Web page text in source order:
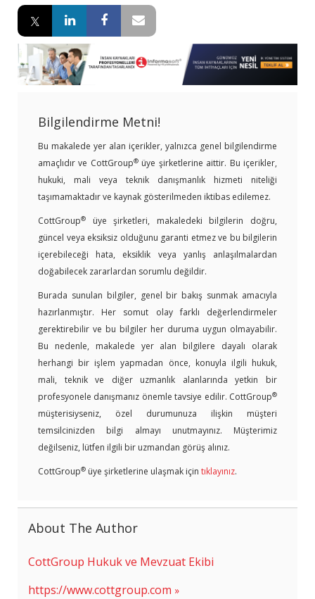
Bilgilendirme Metni!
Bu makalede yer alan içerikler, yalnızca genel bilgilendirme
amaçlıdır ve CottGroup®üye şirketlerine aittir. Bu içerikler,
hukuki, mali veya teknik danışmanlık hizmeti niteliği
taşımamaktadır ve kaynak gösterilmeden iktibas edilemez.
CottGroup®
üye şirketleri, makaledeki bilgilerin doğru,
güncel veya eksiksiz olduğunu garanti etmez ve bu bilgilerin
içerebileceği hata, eksiklik veya yanlış anlaşılmalardan
doğabilecek zararlardan sorumlu değildir.
Burada sunulan bilgiler, genel bir bakış sunmak amacıyla
hazırlanmıştır. Her somut olay farklı değerlendirmeler
gerektirebilir ve bu bilgiler her duruma uygun olmayabilir.
Bu nedenle, makalede yer alan bilgilere dayalı olarak
herhangi bir işlem yapmadan önce, konuyla ilgili hukuk,
mali, teknik ve diğer uzmanlık alanlarında yetkin bir
profesyonele danışmanız önemle tavsiye edilir. CottGroup®
müşterisiyseniz, özel durumunuza ilişkin müşteri
temsilcinizden bilgi almayı unutmayınız. Müşterimiz
değilseniz, lütfen ilgili bir uzmandan görüş alınız.
CottGroup® üye şirketlerine ulaşmak için tıklayınız.
About The Author
CottGroup Hukuk ve Mevzuat Ekibi
https://www.cottgroup.com